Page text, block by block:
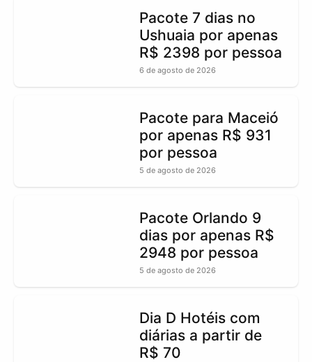
Pacote 7 dias no
Ushuaia por apenas
R$ 2398 por pessoa
6 de agosto de 2026
Pacote para Maceió
por apenas R$ 931
por pessoa
5 de agosto de 2026
Pacote Orlando 9
dias por apenas R$
2948 por pessoa
5 de agosto de 2026
Dia D Hotéis com
diárias a partir de
R$ 70